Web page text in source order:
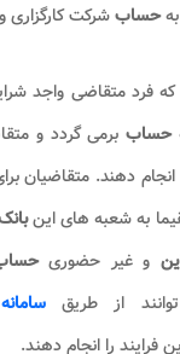
حسابشرکت کارگزاری
فرد متقاضی واجد
حساب برمی گردد و
انجام دهند. متقاضیان
به شعبه های این
و غیر حضوری
از طریق